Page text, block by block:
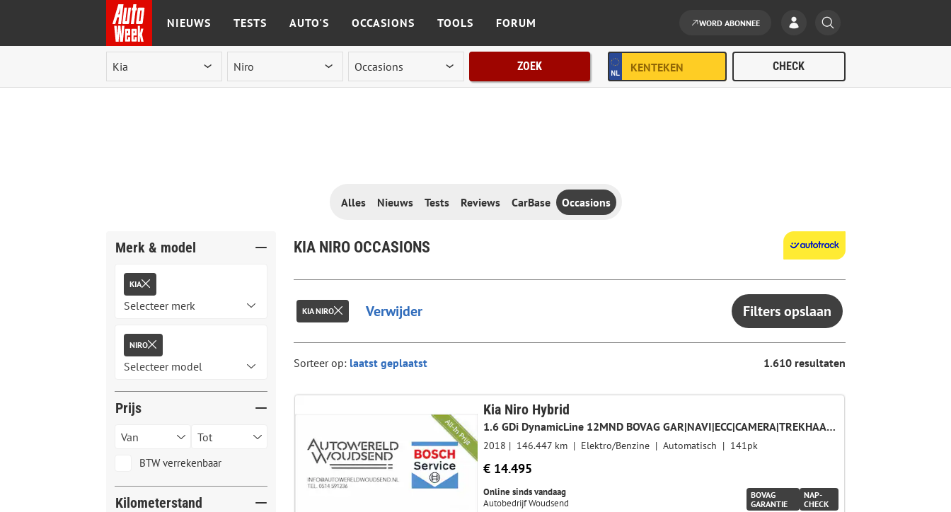
Ga naar de inhoud
NIEUWS TESTS AUTO'S OCCASIONS TOOLS FORUM WORD ABONNEE
ZOEK
Alles Nieuws Tests Reviews CarBase Occasions
Merk & model
KIA
NIRO
Prijs
BTW verrekenbaar
Kilometerstand
KIA NIRO OCCASIONS
KIA NIRO Verwijder Filters opslaan
Sorteer op: 1.610 resultaten
Kia Niro Hybrid
1.6 GDi DynamicLine 12MND BOVAG GAR|NAVI|ECC|CAMERA|TREKHAAK|CR. CONTR.
2018 146.447 km Elektro/Benzine Automatisch 141pk
€ 14.495
Online sinds vandaag
Autobedrijf Woudsend
BOVAG
GARANTIE
NAP-
CHECK